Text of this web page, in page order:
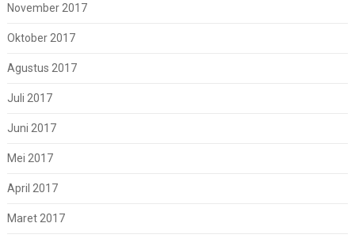
November 2017
Oktober 2017
Agustus 2017
Juli 2017
Juni 2017
Mei 2017
April 2017
Maret 2017